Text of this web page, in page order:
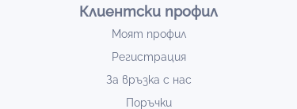
Клиентски профил
Моят профил
Регистрация
За връзка с нас
Поръчки